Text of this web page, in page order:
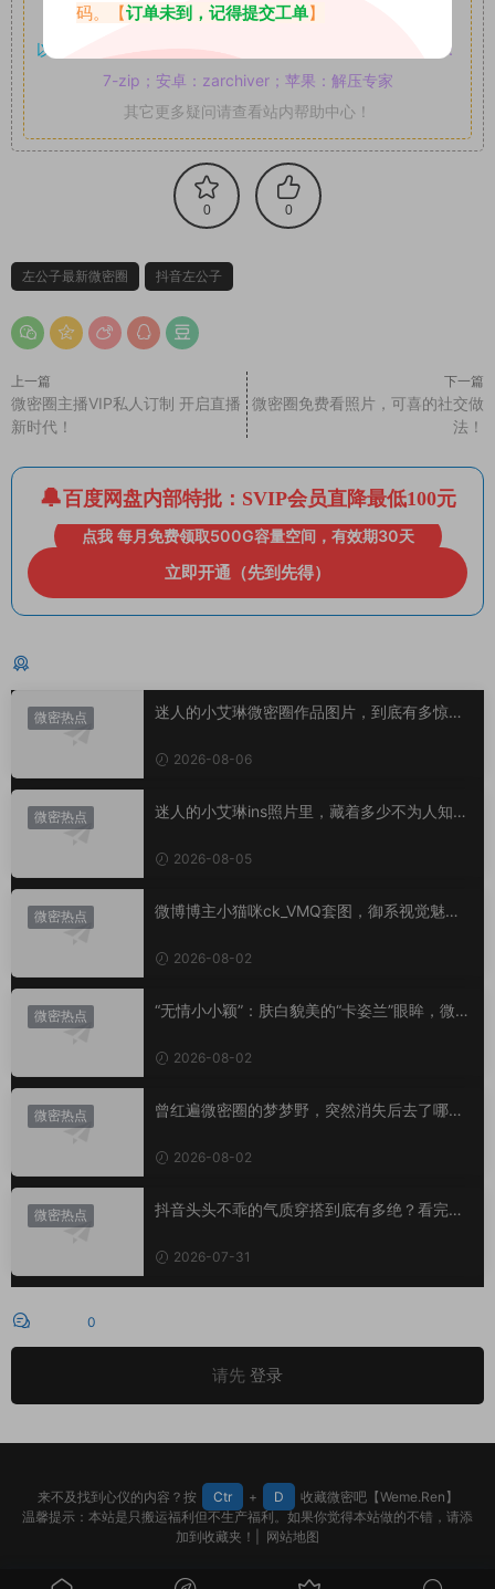
享。
以7z、7z分卷格式压缩，
电脑：
7-zip；安卓：zarchiver；苹果：解压专家
其它更多疑问请查看站内帮助中心！
0 0
左公子最新微密圈 抖音左公子
上一篇
微密圈主播VIP私人订制 开启直播
新时代！
下一篇
微密圈免费看照片，可喜的社交做
法！
百度网盘内部特批：SVIP会员直降最低100元
点我 每月免费领取500G容量空间，有效期30天
立即开通（先到先得）
微密热点
迷人的小艾琳微密圈作品图片，到底有多惊
2026-08-06
微密热点
迷人的小艾琳ins照片里，藏着多少不为人知的
2026-08-05
微密热点
微博博主小猫咪ck_VMQ套图，御系视觉魅力
2026-08-02
微密热点
“无情小小颖”：肤白貌美的“卡姿兰”眼眸，微密
2026-08-02
微密热点
曾红遍微密圈的梦梦野，突然消失后去了哪
2026-08-02
微密热点
抖音头头不乖的气质穿搭到底有多绝？看完想
2026-07-31
0
请先 登录
来不及找到心仪的内容？按 Ctr + D
收藏微密吧【Weme.Ren】
温馨提示：本站是只搬运福利但不生产福利。如果你觉得本站做的不错，请添
加到收藏夹！| 网站地图
码。【订单未到，记得提交工单】